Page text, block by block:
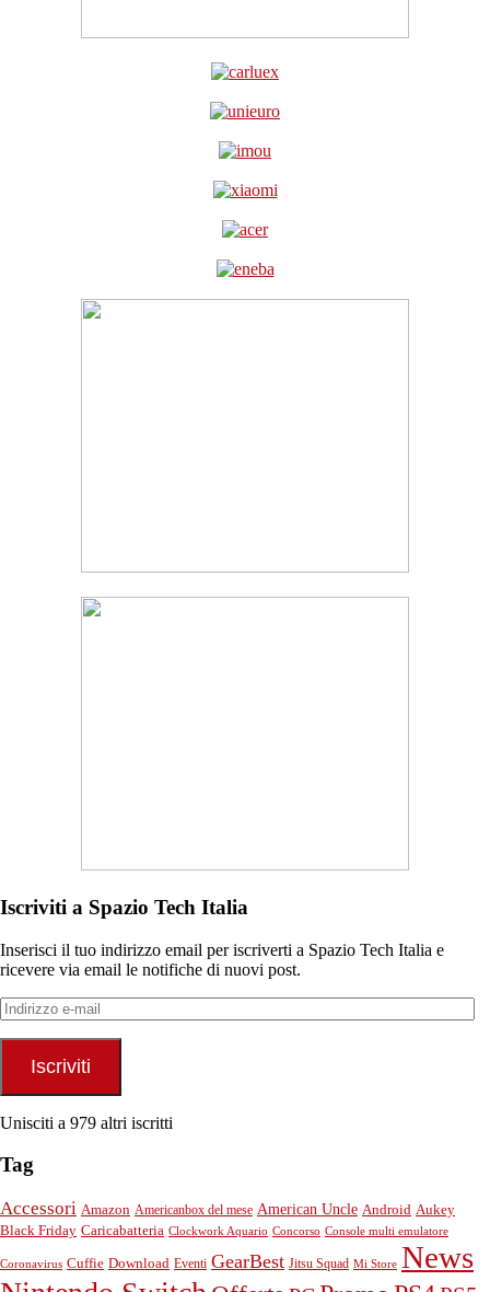
Iscriviti a Spazio Tech Italia
Inserisci il tuo indirizzo email per iscriverti a Spazio Tech Italia e
ricevere via email le notifiche di nuovi post.
Indirizzo
e-
mail
Iscriviti
Unisciti a 979 altri iscritti
Tag
Accessori Amazon Americanbox del mese American Uncle Android Aukey
Black Friday Caricabatteria Clockwork Aquario Concorso Console multi emulatore
Coronavirus Cuffie Download Eventi GearBest Jitsu Squad Mi Store News